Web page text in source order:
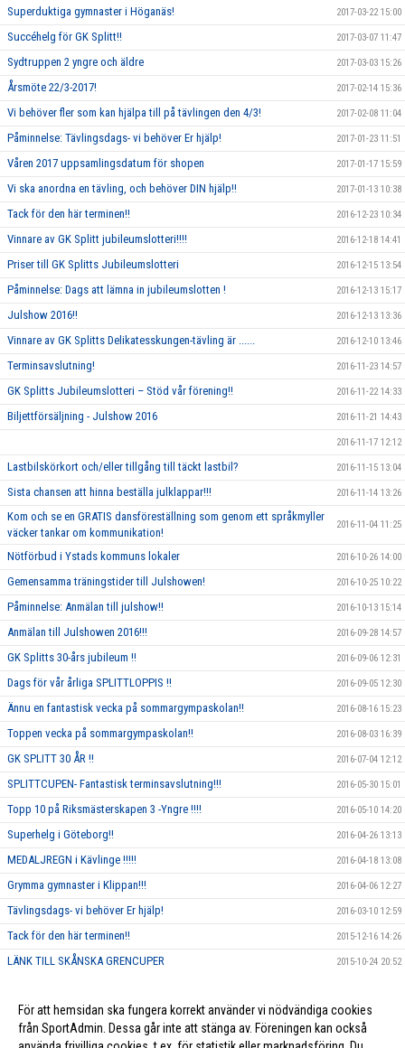
Superduktiga gymnaster i Höganäs! 2017-03-22 15:00
Succéhelg för GK Splitt!! 2017-03-07 11:47
Sydtruppen 2 yngre och äldre 2017-03-03 15:26
Årsmöte 22/3-2017! 2017-02-14 15:36
Vi behöver fler som kan hjälpa till på tävlingen den 4/3! 2017-02-08 11:04
Påminnelse: Tävlingsdags- vi behöver Er hjälp! 2017-01-23 11:51
Våren 2017 uppsamlingsdatum för shopen 2017-01-17 15:59
Vi ska anordna en tävling, och behöver DIN hjälp!! 2017-01-13 10:38
Tack för den här terminen!! 2016-12-23 10:34
Vinnare av GK Splitt jubileumslotteri!!!! 2016-12-18 14:41
Priser till GK Splitts Jubileumslotteri 2016-12-15 13:54
Påminnelse: Dags att lämna in jubileumslotten ! 2016-12-13 15:17
Julshow 2016!! 2016-12-13 13:36
Vinnare av GK Splitts Delikatesskungen-tävling är ...... 2016-12-10 13:46
Terminsavslutning! 2016-11-23 14:57
GK Splitts Jubileumslotteri – Stöd vår förening!! 2016-11-22 14:33
Biljettförsäljning - Julshow 2016 2016-11-21 14:43
2016-11-17 12:12
Lastbilskörkort och/eller tillgång till täckt lastbil? 2016-11-15 13:04
Sista chansen att hinna beställa julklappar!!! 2016-11-14 13:26
Kom och se en GRATIS dansföreställning som genom ett språkmyller
väcker tankar om kommunikation!
2016-11-04 11:25
Nötförbud i Ystads kommuns lokaler 2016-10-26 14:00
Gemensamma träningstider till Julshowen! 2016-10-25 10:22
Påminnelse: Anmälan till julshow!! 2016-10-13 15:14
Anmälan till Julshowen 2016!!! 2016-09-28 14:57
GK Splitts 30-års jubileum !! 2016-09-06 12:31
Dags för vår årliga SPLITTLOPPIS !! 2016-09-05 12:30
Ännu en fantastisk vecka på sommargympaskolan!! 2016-08-16 15:23
Toppen vecka på sommargympaskolan!! 2016-08-03 16:39
GK SPLITT 30 ÅR !! 2016-07-04 12:12
SPLITTCUPEN- Fantastisk terminsavslutning!!! 2016-05-30 15:01
Topp 10 på Riksmästerskapen 3 -Yngre !!!! 2016-05-10 14:20
Superhelg i Göteborg!! 2016-04-26 13:13
MEDALJREGN i Kävlinge !!!!! 2016-04-18 13:08
Grymma gymnaster i Klippan!!! 2016-04-06 12:27
Tävlingsdags- vi behöver Er hjälp! 2016-03-10 12:59
Tack för den här terminen!! 2015-12-16 14:26
LÄNK TILL SKÅNSKA GRENCUPER 2015-10-24 20:52
Vi ska annordna en tävling, och behöver DIN hjälp!! 2015-09-10 13:26
För att hemsidan ska fungera korrekt använder vi nödvändiga cookies
från SportAdmin. Dessa går inte att stänga av. Föreningen kan också